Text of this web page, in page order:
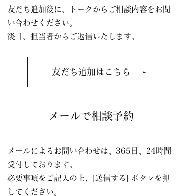
友だち追加後に、トークからご相談内容をお問
い合わせください。
後日、担当者からご返信いたします。
友だち追加はこちら
メールで相談予約
メールによるお問い合わせは、365日、24時間
受付しております。
必要事項をご記入の上、[送信する] ボタンを押
してください。